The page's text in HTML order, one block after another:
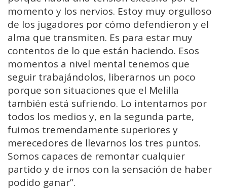
momento y los nervios. Estoy muy orgulloso
de los jugadores por cómo defendieron y el
alma que transmiten. Es para estar muy
contentos de lo que están haciendo. Esos
momentos a nivel mental tenemos que
seguir trabajándolos, liberarnos un poco
porque son situaciones que el Melilla
también está sufriendo. Lo intentamos por
todos los medios y, en la segunda parte,
fuimos tremendamente superiores y
merecedores de llevarnos los tres puntos.
Somos capaces de remontar cualquier
partido y de irnos con la sensación de haber
podido ganar”.